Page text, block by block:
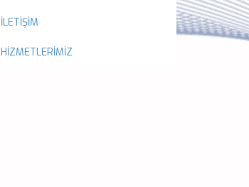
İLETİŞİM
HİZMETLERİMİZ